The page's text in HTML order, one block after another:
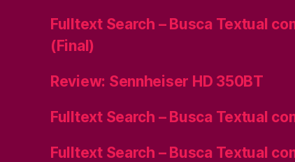
Fulltext Search – Busca Textual
(Final)
Review: Sennheiser HD 350BT
Fulltext Search – Busca Textual
Fulltext Search – Busca Textual